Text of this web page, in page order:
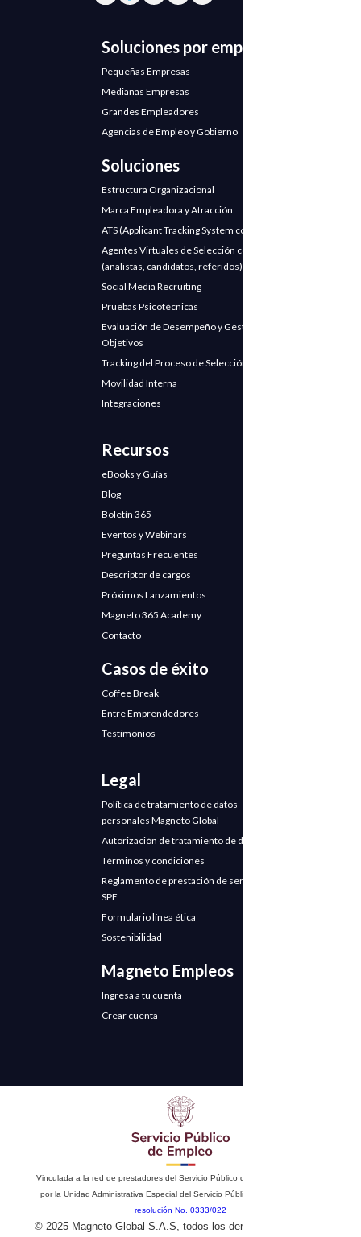
Soluciones por empresa
Pequeñas Empresas
Medianas Empresas
Grandes Empleadores
Agencias de Empleo y Gobierno
Soluciones
Estructura Organizacional
Marca Empleadora y Atracción
ATS (Applicant Tracking System con IA)
Agentes Virtuales de Selección con IA
(analistas, candidatos, referidos)
Social Media Recruiting
Pruebas Psicotécnicas
Evaluación de Desempeño y Gestión de
Objetivos
Tracking del Proceso de Selección
Movilidad Interna
Integraciones
Recursos
eBooks y Guías
Blog
Boletín 365
Eventos y Webinars
Preguntas Frecuentes
Descriptor de cargos
Próximos Lanzamientos
Magneto 365 Academy
Contacto
Casos de éxito
Coffee Break
Entre Emprendedores
Testimonios
Legal
Política de tratamiento de datos
personales Magneto Global
Autorización de tratamiento de datos
Términos y condiciones
Reglamento de prestación de servicios
SPE
Formulario línea ética
Sostenibilidad
Magneto Empleos
Ingresa a tu cuenta
Crear cuenta
Vinculada a la red de prestadores del Servicio Público de Empleo. Autorizado
por la Unidad Administrativa Especial del Servicio Público de Empleo según
resolución No. 0333/022
© 2025 Magneto Global S.A.S, todos los derechos reservados